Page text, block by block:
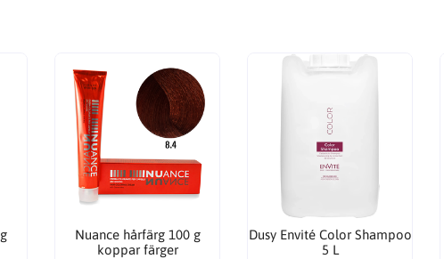
Nuance hårfärg 100 g
koppar färger
Dusy Envité Color Shampoo
5 L